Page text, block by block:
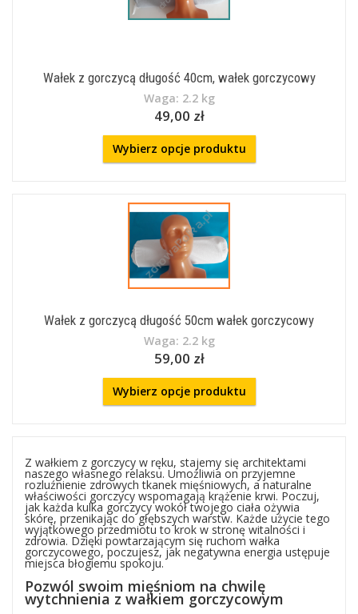
Wałek z gorczycą długość 40cm, wałek gorczycowy
Waga: 2.2 kg
49,00 zł
Wybierz opcje produktu
Wałek z gorczycą długość 50cm wałek gorczycowy
Waga: 2.2 kg
59,00 zł
Wybierz opcje produktu
Z wałkiem z gorczycy w ręku, stajemy się architektami
naszego własnego relaksu. Umożliwia on przyjemne
rozluźnienie zdrowych tkanek mięśniowych, a naturalne
właściwości gorczycy wspomagają krążenie krwi. Poczuj,
jak każda kulka gorczycy wokół twojego ciała ożywia
skórę, przenikając do głębszych warstw. Każde użycie tego
wyjątkowego przedmiotu to krok w stronę witalności i
zdrowia. Dzięki powtarzającym się ruchom wałka
gorczycowego, poczujesz, jak negatywna energia ustępuje
miejsca błogiemu spokoju.
Pozwól swoim mięśniom na chwilę
wytchnienia z wałkiem gorczycowym